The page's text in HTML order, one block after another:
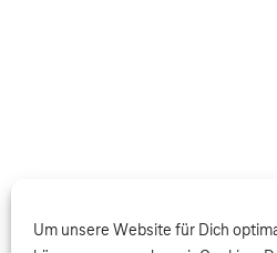
Um unsere Website für Dich